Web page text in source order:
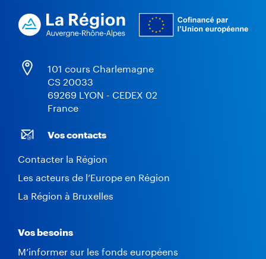
101 cours Charlemagne
CS 20033
69269 LYON - CEDEX 02
France
Vos contacts
Contacter la Région
Les acteurs de l’Europe en Région
La Région à Bruxelles
Vos besoins
M’informer sur les fonds européens